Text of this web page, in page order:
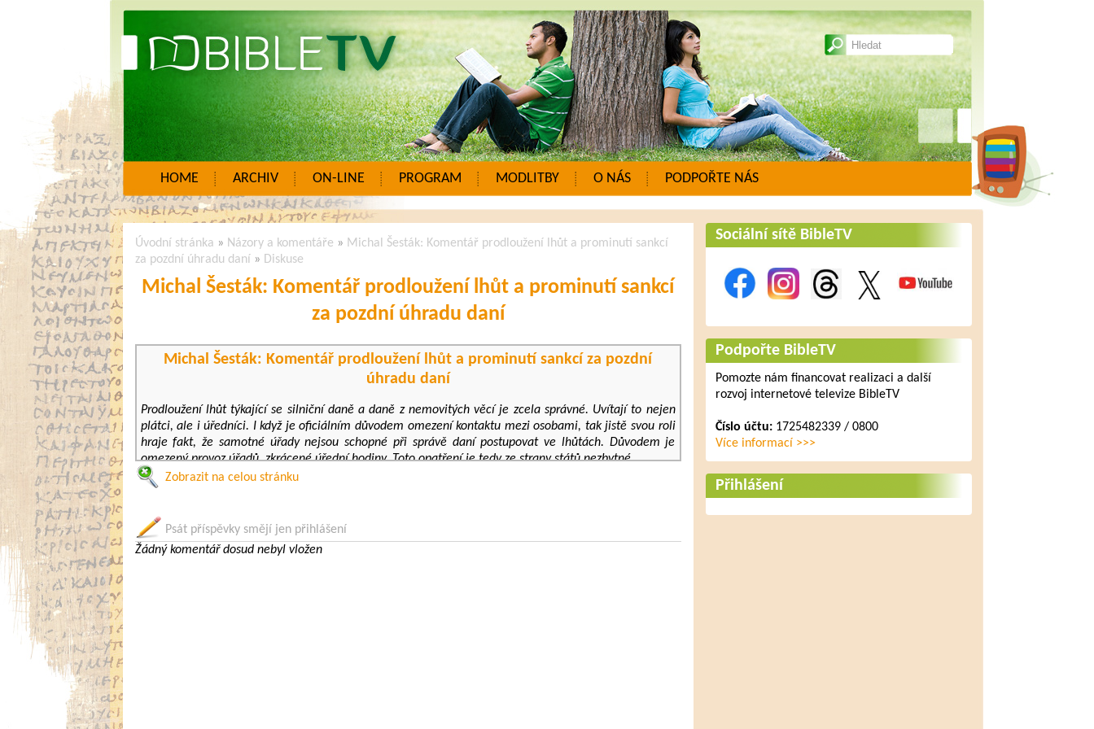
HOME ARCHIV ON-LINE PROGRAM MODLITBY O NÁS PODPOŘTE NÁS
Úvodní stránka » Názory a komentáře » Michal Šesták: Komentář prodloužení lhůt a prominutí sankcí
za pozdní úhradu daní » Diskuse
Michal Šesták: Komentář prodloužení lhůt a prominutí sankcí
za pozdní úhradu daní
Michal Šesták: Komentář prodloužení lhůt a prominutí sankcí za pozdní
úhradu daní
Prodloužení lhůt týkající se silniční daně a daně z nemovitých věcí je zcela správné. Uvítají to nejen
plátci, ale i úředníci. I když je oficiálním důvodem omezení kontaktu mezi osobami, tak jistě svou roli
hraje fakt, že samotné úřady nejsou schopné při správě daní postupovat ve lhůtách. Důvodem je
omezený provoz úřadů, zkrácené úřední hodiny. Toto opatření je tedy ze strany států nezbytné.
Prominutí sankcí z prodlení za pozdní úhradu daní je určitá forma podpory ze strany státu. Toto
i ostatní formy pomoci přicházejí často pozdě, pokud vůbec.
Zobrazit na celou stránku
Psát příspěvky smějí jen přihlášení
Žádný komentář dosud nebyl vložen
Sociální sítě BibleTV
Podpořte BibleTV
Pomozte nám financovat realizaci a další
rozvoj internetové televize BibleTV
Číslo účtu:1725482339 / 0800
Více informací >>>
Přihlášení